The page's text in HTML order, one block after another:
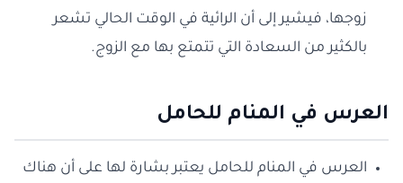
زوجها، فيشير إلى أن الرائية في الوقت الحالي تشعر
بالكثير من السعادة التي تتمتع بها مع الزوج.
العرس في المنام للحامل
العرس في المنام للحامل يعتبر بشارة لها على أن هناك